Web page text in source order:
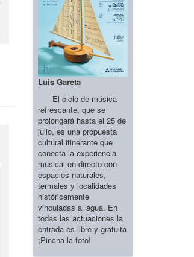
Luis Gareta
El ciclo de música
refrescante, que se
prolongará hasta el 25 de
julio, es una propuesta
cultural itinerante que
conecta la experiencia
musical en directo con
espacios naturales,
termales y localidades
históricamente
vinculadas al agua. En
todas las actuaciones la
entrada es libre y gratuita
¡Pincha la foto!